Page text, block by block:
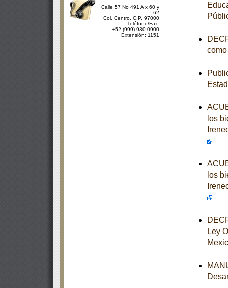
Calle 57 No 491 A x 60 y
62
Col. Centro, C.P. 97000
Teléfono/Fax:
+52 (999) 930-0900
Extensión: 1151
los
los
Ley